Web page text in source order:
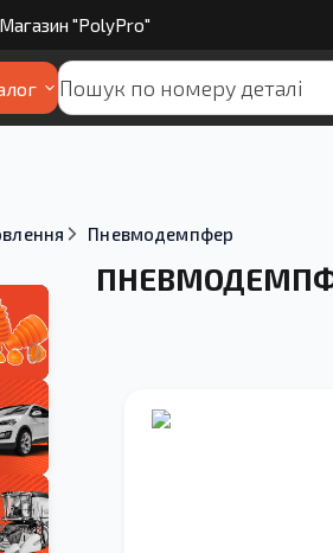
"PolyPro"
Пневмодемпфер